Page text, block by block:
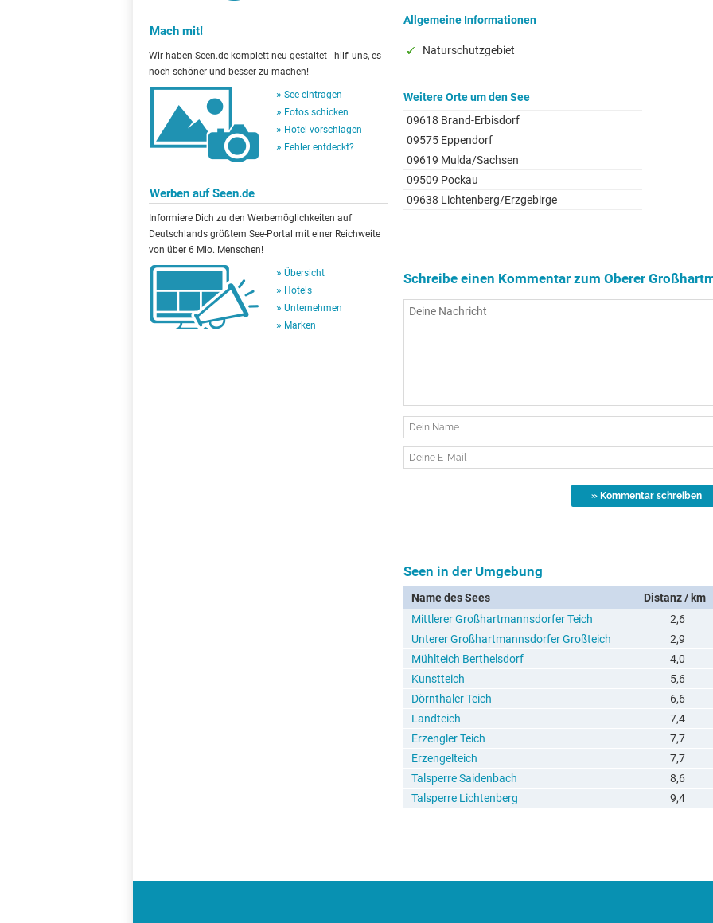
Mach mit!
Wir haben Seen.de komplett neu gestaltet - hilf' uns, es
noch schöner und besser zu machen!
See eintragen
Fotos schicken
Hotel vorschlagen
Fehler entdeckt?
Werben auf Seen.de
Informiere Dich zu den Werbemöglichkeiten auf
Deutschlands größtem See-Portal mit einer Reichweite
von über 6 Mio. Menschen!
Übersicht
Hotels
Unternehmen
Marken
Allgemeine Informationen
Naturschutzgebiet
Weitere Orte um den See
09618 Brand-Erbisdorf
09575 Eppendorf
09619 Mulda/Sachsen
09509 Pockau
09638 Lichtenberg/Erzgebirge
Schreibe einen Kommentar zum Oberer
Seen in der Umgebung
Name des Sees
Distanz / km
Mittlerer Großhartmannsdorfer Teich
2,6
Unterer Großhartmannsdorfer Großteich
2,9
Mühlteich Berthelsdorf
4,0
Kunstteich
5,6
Dörnthaler Teich
6,6
Landteich
7,4
Erzengler Teich
7,7
Erzengelteich
7,7
Talsperre Saidenbach
8,6
Talsperre Lichtenberg
9,4